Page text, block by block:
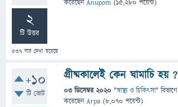
2
টি উত্তর
537 বার দেখা হয়েছে
করেছেনAnupom (15,280 পয়েন্ট)
+10
টি ভোট
গ্রীষ্মকালেই কেন ঘামাচি হয় ?
03 ডিসেম্বর 2020 "স্বাস্থ্য ও চিকিৎসা" বিভাগে
করেছেনArpa (8,070 পয়েন্ট)